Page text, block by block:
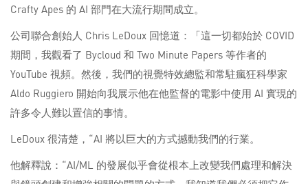
Crafty Apes 的 AI 部門在大流行期間成立。
公司聯合創始人 Chris LeDoux 回憶道：「這一切都始於 COVID
期間，我觀看了 Bycloud 和 Two Minute Papers 等作者的
YouTube 視頻。然後，我們的視覺特效總監和常駐瘋狂科學家
Aldo Ruggiero 開始向我展示他在他監督的電影中使用 AI 實現的
許多令人難以置信的事情。
LeDoux 很清楚，“AI 將以巨大的方式撼動我們的行業。
他解釋說：“AI/ML 的發展似乎會從根本上改變我們處理和解決